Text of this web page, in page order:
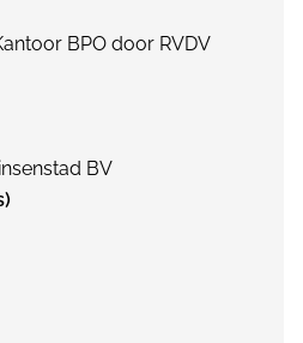
BPO door RVDV
BV